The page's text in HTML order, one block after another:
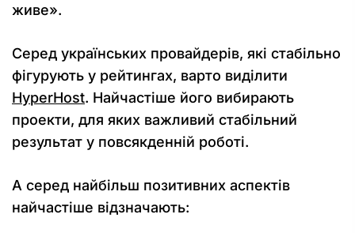
живе».
Серед українських провайдерів, які стабільно
фігурують у рейтингах, варто виділити
HyperHost. Найчастіше його вибирають
проекти, для яких важливий стабільний
результат у повсякденній роботі.
А серед найбільш позитивних аспектів
найчастіше відзначають: